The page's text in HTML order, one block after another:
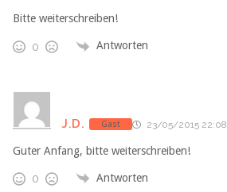
Bitte weiterschreiben!
0 Antworten
J.D. Gast 23/05/2015 22:08
Guter Anfang, bitte weiterschreiben!
0 Antworten